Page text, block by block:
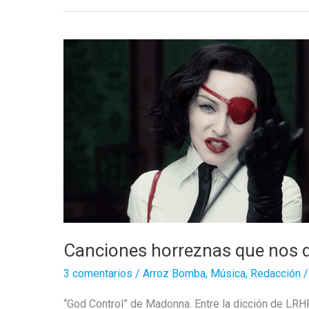
Canciones horreznas que nos
3 comentarios / Arroz Bomba, Música, Redacción /
“God Control” de Madonna. Entre la dicción de